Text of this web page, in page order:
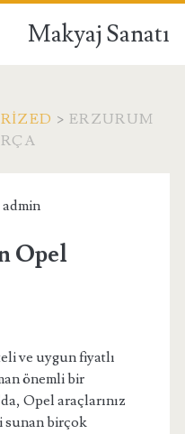
Makyaj Sanatı
>ERZURUM
admin
Opel
ve uygun fiyatlı
önemli bir
Opel araçlarınız
sunan birçok